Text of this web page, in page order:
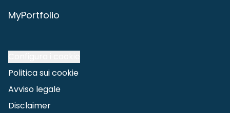
MyPortfolio
Politica sui cookie
Avviso legale
Disclaimer